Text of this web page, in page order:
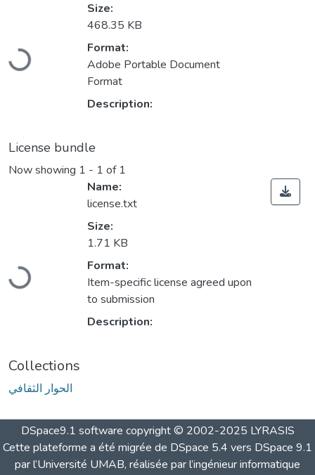
Loading...
Size:
468.35 KB
Format:
Adobe Portable Document
Format
Description:
License bundle
Now showing 1 - 1 of 1
Loading...
Name:
license.txt
Size:
1.71 KB
Format:
Item-specific license agreed upon
to submission
Description:
Collections
الحوار الثقافي
DSpace9.1 software copyright © 2002-2025 LYRASIS
Cette plateforme a été migrée de DSpace 5.4 vers DSpace 9.1
par l’Université UMAB, réalisée par l’ingénieur informatique